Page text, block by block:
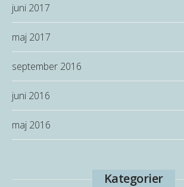
juni 2017
maj 2017
september 2016
juni 2016
maj 2016
Kategorier